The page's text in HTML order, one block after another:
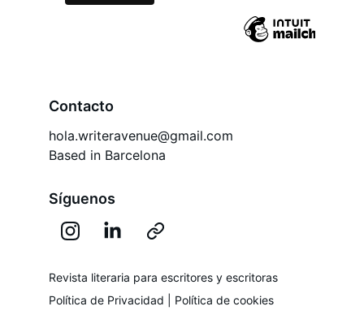
Contacto
hola.writeravenue@gmail.com
Síguenos
Based in Barcelona
Política de Privacidad Política de cookies
Revista literaria para escritores y escritoras